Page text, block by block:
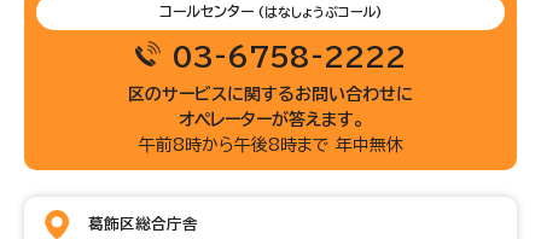
コールセンター (はなしょうぶコール)
03-6758-2222
区のサービスに関するお問い合わせに
オペレーターが答えます。
午前8時から午後8時まで 年中無休
葛飾区総合庁舎